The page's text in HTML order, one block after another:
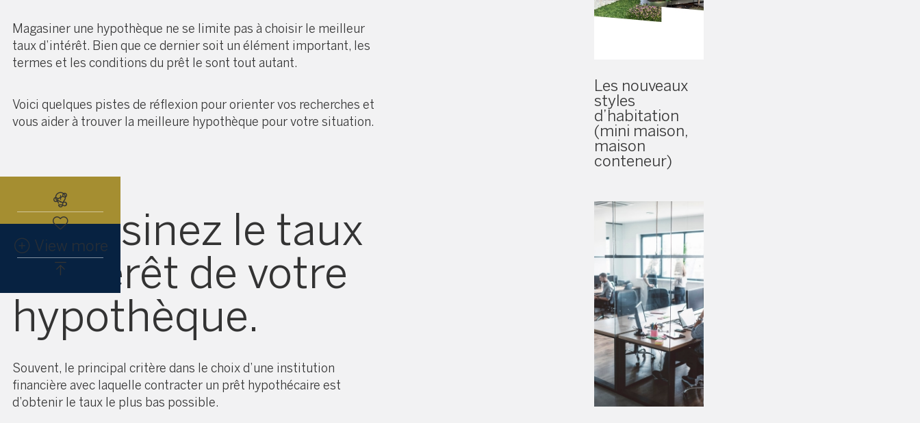
Magasiner une hypothèque ne se limite pas à choisir le meilleur
taux d’intérêt. Bien que ce dernier soit un élément important, les
termes et les conditions du prêt le sont tout autant.
Voici quelques pistes de réflexion pour orienter vos recherches et
vous aider à trouver la meilleure hypothèque pour votre situation.
Magasinez le taux
d’intérêt de votre
hypothèque.
Souvent, le principal critère dans le choix d’une institution
financière avec laquelle contracter un prêt hypothécaire est
d’obtenir le taux le plus bas possible.
Les nouveaux
styles
d’habitation
(mini maison,
maison
conteneur)
View more